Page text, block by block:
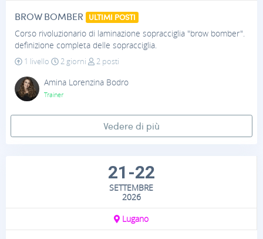
BROW BOMBER
ULTIMI POSTI
Corso rivoluzionario di laminazione sopracciglia "brow bomber".
definizione completa delle sopracciglia.
1 livello
2 giorni
2 posti
Amina Lorenzina Bodro
Trainer
Vedere di più
21-22
SETTEMBRE
2026
Lugano